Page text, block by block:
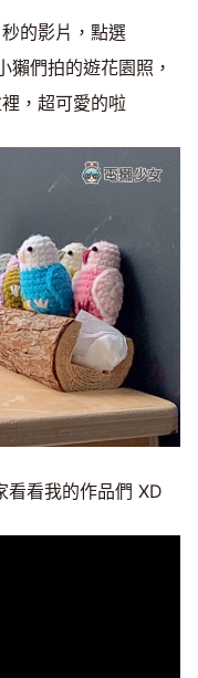
的影片，點選
獺們拍的遊花園照，
，超可愛的啦
看看我的作品們 XD